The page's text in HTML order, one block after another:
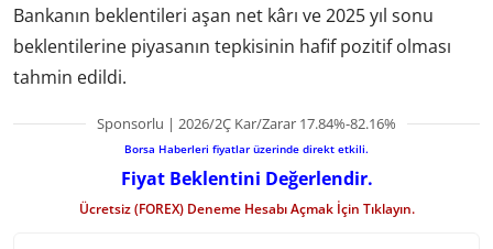
Bankanın beklentileri aşan net kârı ve 2025 yıl sonu
beklentilerine piyasanın tepkisinin hafif pozitif olması
tahmin edildi.
Sponsorlu | 2026/2Ç Kar/Zarar 17.84%-82.16%
Borsa Haberleri fiyatlar üzerinde direkt etkili.
Fiyat Beklentini Değerlendir.
Ücretsiz (FOREX) Deneme Hesabı Açmak İçin Tıklayın.